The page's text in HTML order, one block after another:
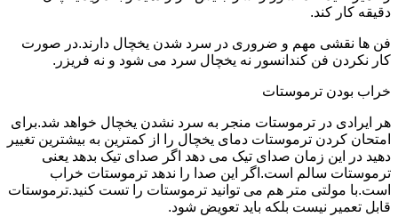
دقیقه کار کند.
فن ها نقشی مهم و ضروری در سرد شدن یخچال دارند.در صورت
کار نکردن فن کندانسور نه یخچال سرد می شود و نه فریزر.
خراب بودن ترموستات
هر ایرادی در ترموستات منجر به سرد نشدن یخچال خواهد شد.برای
امتحان کردن ترموستات دمای یخچال را از کمترین به بیشترین تغییر
دهید در این زمان صدای تیک می دهد اگر صدای تیک بدهد یعنی
ترموستات سالم است.اگر این صدا را ندهد ترموستات خراب
است.با مولتی متر هم می توانید ترموستات را تست کنید.ترموستات
قابل تعمیر نیست بلکه باید تعویض شود.